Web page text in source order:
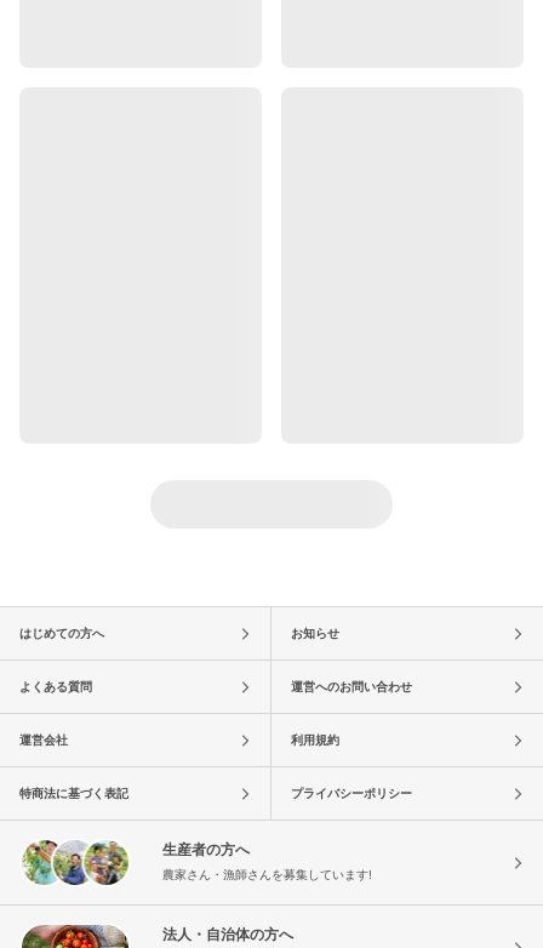
はじめての方へ お知らせ
よくある質問 運営へのお問い合わせ
運営会社 利用規約
特商法に基づく表記 プライバシーポリシー
生産者の方へ
農家さん・漁師さんを募集しています!
法人・自治体の方へ